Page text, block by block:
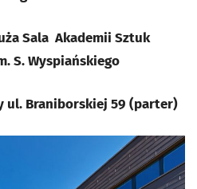
Sala Akademii Sztuk
S. Wyspiańskiego
ul. Braniborskiej 59 (parter)